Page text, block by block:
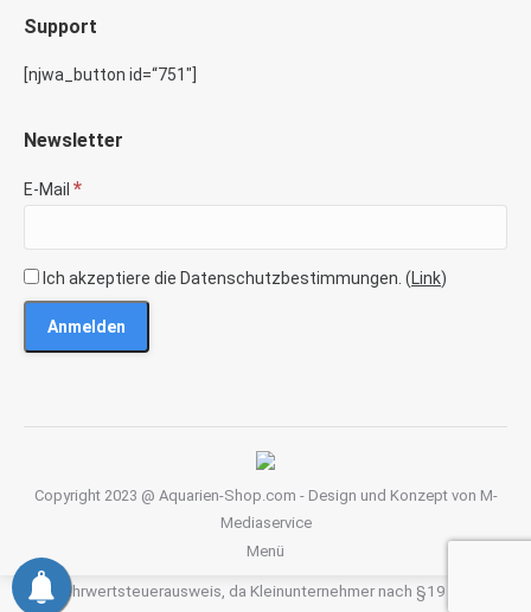
Support
[njwa_button id=“751″]
Newsletter
E-Mail *
Ich akzeptiere die Datenschutzbestimmungen. (Link)
Copyright 2023 @ Aquarien-Shop.com - Design und Konzept von M-
Mediaservice
Menü
Kein Mehrwertsteuerausweis, da Kleinunternehmer nach §19 (1) UStG.